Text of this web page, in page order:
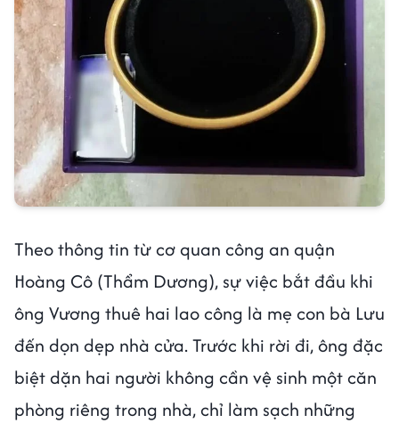
Theo thông tin từ cơ quan công an quận
Hoàng Cô (Thẩm Dương), sự việc bắt đầu khi
ông Vương thuê hai lao công là mẹ con bà Lưu
đến dọn dẹp nhà cửa. Trước khi rời đi, ông đặc
biệt dặn hai người không cần vệ sinh một căn
phòng riêng trong nhà, chỉ làm sạch những